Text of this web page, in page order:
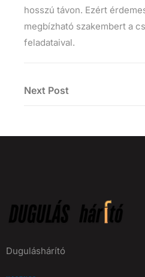
hosszú távon. Ezért
megbízható szakembert a
feladataival.
Next Post
Duguláshárító